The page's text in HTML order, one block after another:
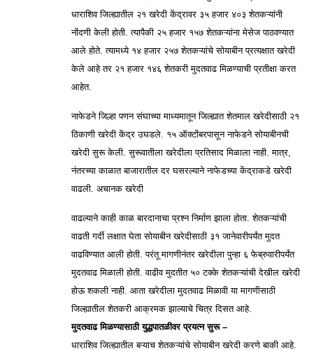
धाराशिव जिल्ह्यातील २१ खरेदी केंद्रावर ३५ हजार ४०३ शेतकऱ्यांनी
नोंदणी केली होती. त्यापैकी २५ हजार १५७ शेतकऱ्यांना मेसेज पाठवण्यात
आले होते. त्यामध्ये १४ हजार २५७ शेतकऱ्यांचे सोयाबीन प्रत्यक्षात खरेदी
केले आहे तर २१ हजार १४६ शेतकरी मुदतवाढ मिळण्याची प्रतीक्षा करत
आहेत.
नाफेडने जिल्हा पणन संघाच्या माध्यमातून जिल्ह्यात शेतमाल खरेदीसाठी २१
ठिकाणी खरेदी केंद्र उघडले. १५ ऑक्टोंबरपासून नाफेडने सोयाबीनची
खरेदी सुरू केली. सुरूवातीला खरेदीला प्रतिसाद मिळाला नाही. मात्र,
नंतरच्या काळात बाजारातील दर घसरल्याने नाफेडच्या केंद्राकडे खरेदी
वाढली. अचानक खरेदी
वाढल्याने काही काळ बारदानाचा प्रश्न निर्माण झाला होता. शेतकऱ्यांची
वाढती गर्दी लक्षात घेता सोयाबीन खरेदीसाठी ३१ जानेवारीपर्यंत मुदत
वाढविण्यात आली होती. परंतू मागणीनंतर खरेदीला पुन्हा ६ फेब्रुवारीपर्यंत
मुदतवाढ मिळाली होती. वाढीव मुदतीत ५० टक्के शेतकऱ्यांची देखील खरेदी
होऊ शकली नाही. आता खरेदीला मुदतवाढ मिळावी या मागणीसाठी
जिल्ह्यातील शेतकरी आक्रमक झाल्याचे चित्र दिसत आहे.
मुदतवाढ मिळण्यासाठी युद्धपातळीवर प्रयत्न सुरू –
धाराशिव जिल्ह्यातील बऱ्याच शेतकऱ्यांचे सोयाबीन खरेदी करणे बाकी आहे.